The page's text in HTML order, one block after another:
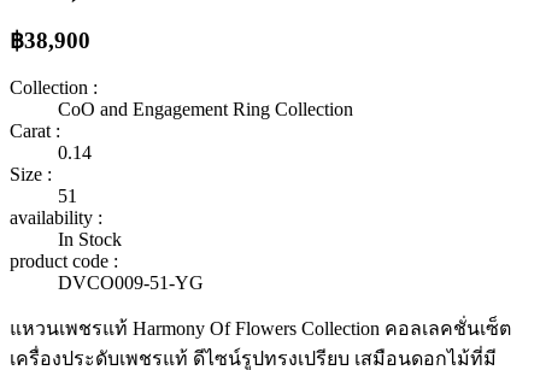
฿38,900
Collection :
CoO and Engagement Ring Collection
Carat :
0.14
Size :
51
availability :
In Stock
product code :
DVCO009-51-YG
แหวนเพชรแท้ Harmony Of Flowers Collection คอลเลคชั่นเซ็ต
เครื่องประดับเพชรแท้ ดีไซน์รูปทรงเปรียบ เสมือนดอกไม้ที่มี